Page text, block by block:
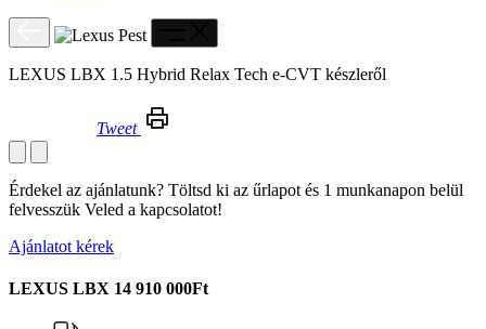
LEXUS LBX 1.5 Hybrid Relax Tech e-CVT készleről
Tweet
Érdekel az ajánlatunk? Töltsd ki az űrlapot és 1 munkanapon belül
felvesszük Veled a kapcsolatot!
Ajánlatot kérek
LEXUS LBX 14 910 000Ft